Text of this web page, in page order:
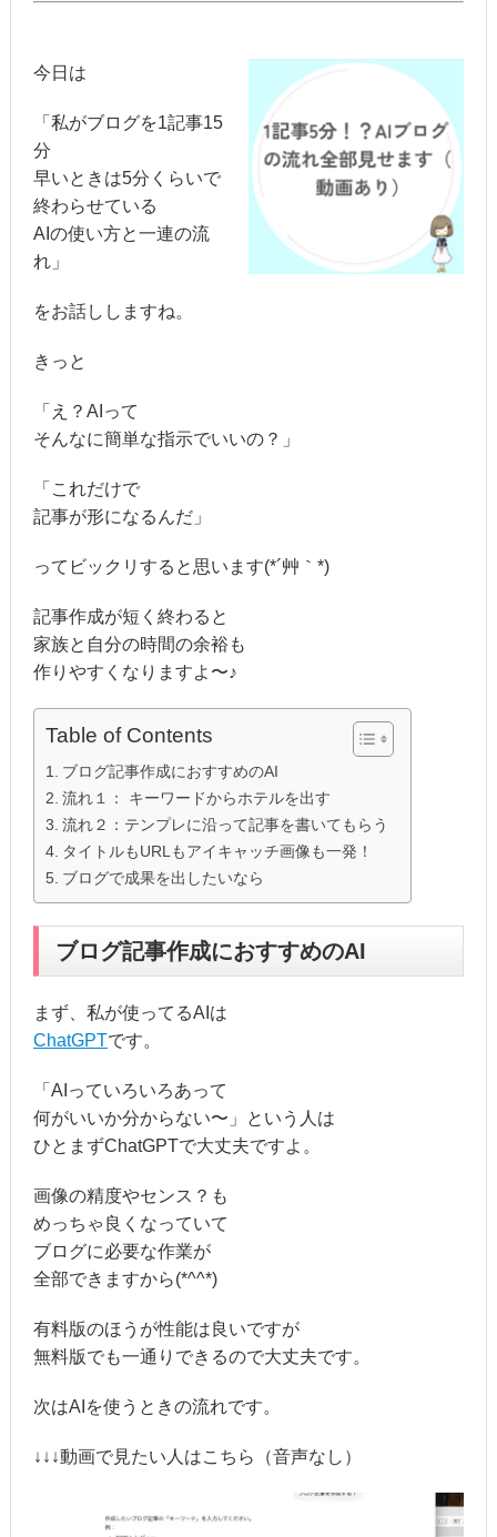
今日は
「私がブログを1記事15
分
早いときは5分くらいで
終わらせている
AIの使い方と一連の流
れ」
をお話ししますね。
きっと
「え？AIって
そんなに簡単な指示でいいの？」
「これだけで
記事が形になるんだ」
ってビックリすると思います(*´艸｀*)
記事作成が短く終わると
家族と自分の時間の余裕も
作りやすくなりますよ〜♪
Table of Contents
ブログ記事作成におすすめのAI
流れ１： キーワードからホテルを出す
流れ２：テンプレに沿って記事を書いてもらう
タイトルもURLもアイキャッチ画像も一発！
ブログで成果を出したいなら
ブログ記事作成におすすめのAI
まず、私が使ってるAIは
ChatGPTです。
「AIっていろいろあって
何がいいか分からない〜」という人は
ひとまずChatGPTで大丈夫ですよ。
画像の精度やセンス？も
めっちゃ良くなっていて
ブログに必要な作業が
全部できますから(*^^*)
有料版のほうが性能は良いですが
無料版でも一通りできるので大丈夫です。
次はAIを使うときの流れです。
↓↓↓動画で見たい人はこちら（音声なし）